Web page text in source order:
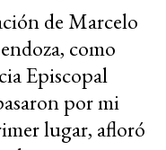
de Marcelo
como
Episcopal
por mi
lugar, afloró